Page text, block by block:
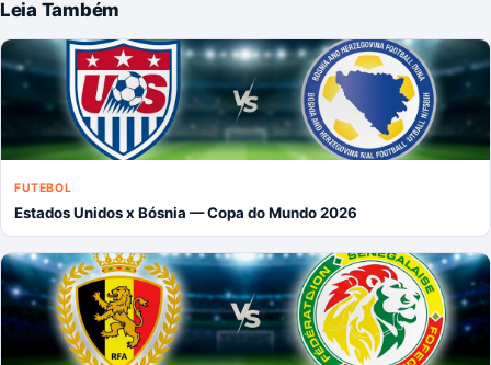
Leia Também
FUTEBOL
Estados Unidos x Bósnia — Copa do Mundo 2026